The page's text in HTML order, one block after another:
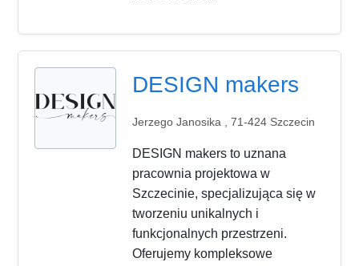
DESIGN makers
Jerzego Janosika , 71-424 Szczecin
DESIGN makers to uznana
pracownia projektowa w
Szczecinie, specjalizująca się w
tworzeniu unikalnych i
funkcjonalnych przestrzeni.
Oferujemy kompleksowe